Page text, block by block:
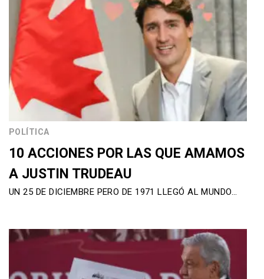
POLÍTICA
10 ACCIONES POR LAS QUE AMAMOS
A JUSTIN TRUDEAU
UN 25 DE DICIEMBRE PERO DE 1971 LLEGÓ AL MUNDO…